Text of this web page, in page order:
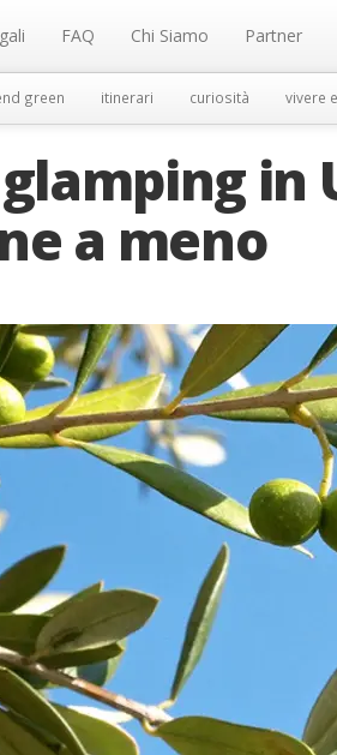
FAQ Chi Siamo Partner
green itinerari curiosità vivere
in
a meno